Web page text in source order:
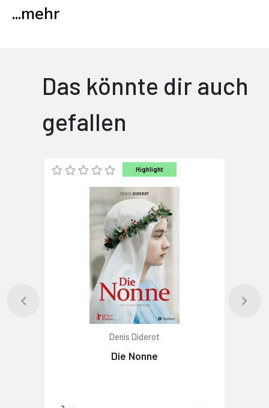
...mehr
Das könnte dir auch
gefallen
Highlight
Denis Diderot
Die Nonne